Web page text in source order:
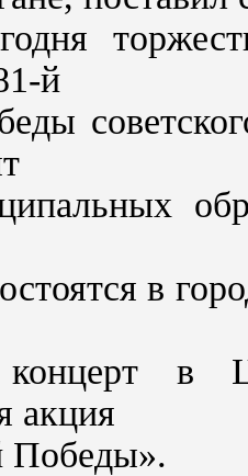
й
в
концерт в
акция
Победы».